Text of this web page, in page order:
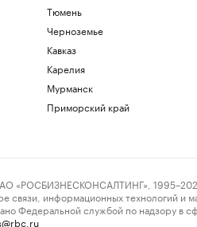
Тюмень
Черноземье
Кавказ
Карелия
Мурманск
Приморский край
1995–2026.
связи, информационных технологий и
Федеральной службой по надзору в